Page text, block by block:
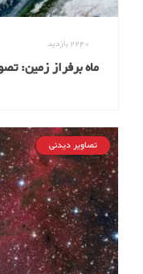
2240بازدید
ماه برفراز زمین: تصویر
تصاویر دیدنی